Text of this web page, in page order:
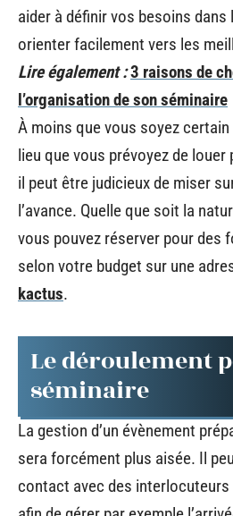
aider à définir vos besoins dans
orienter facilement vers les
Lire également :3 raisons de
l’organisation de son séminaire
À moins que vous soyez
lieu que vous prévoyez de
il peut être judicieux de miser
l’avance. Quelle que soit la
vous pouvez réserver pour des
selon votre budget sur une
kactus.
Le déroulement
séminaire
La gestion d’un évènement
sera forcément plus aisée. Il
contact avec des